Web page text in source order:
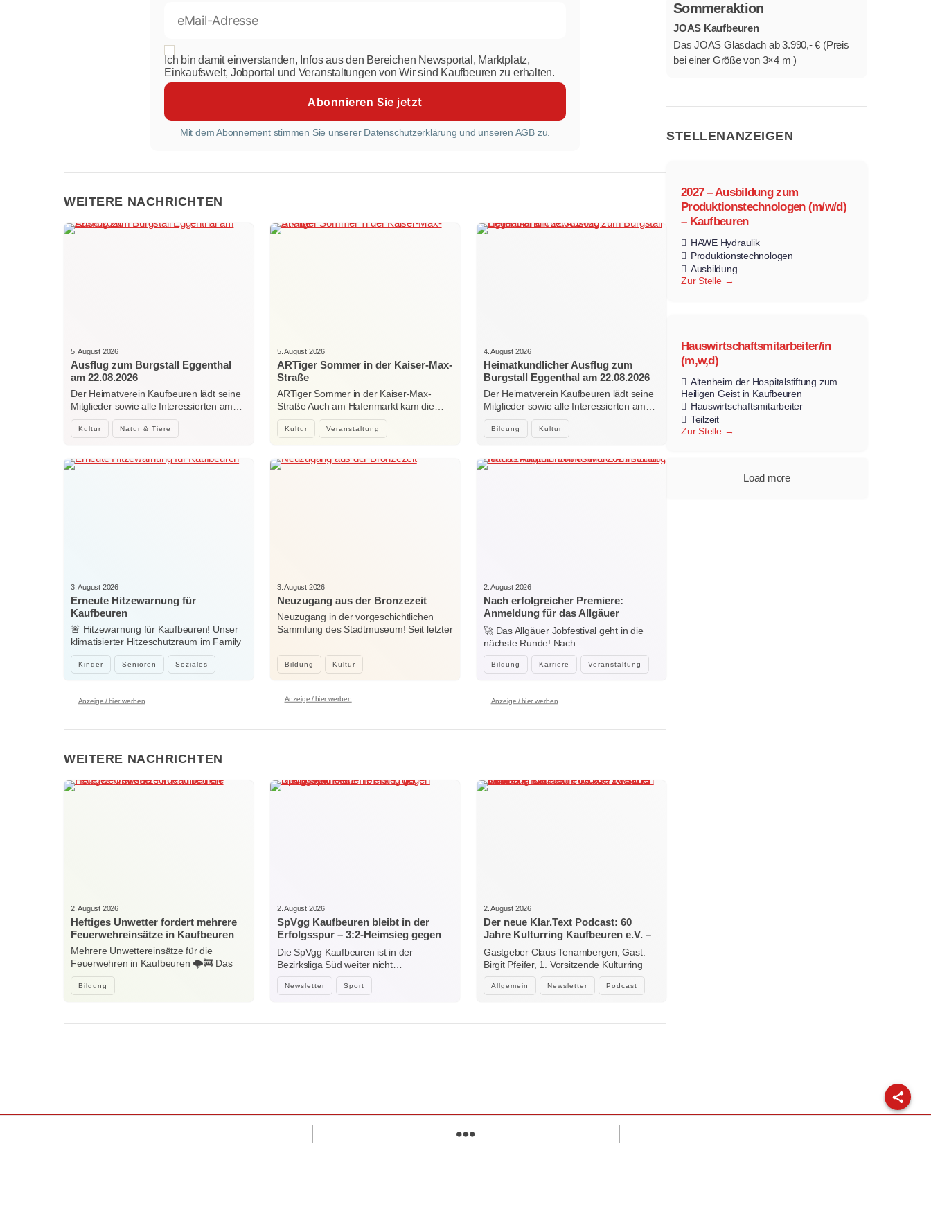
Ich bin damit einverstanden, Infos aus den Bereichen Newsportal, Marktplatz,
Einkaufswelt, Jobportal und Veranstaltungen von Wir sind Kaufbeuren zu erhalten.
Mit dem Abonnement stimmen Sie unserer Datenschutzerklärung und unseren AGB zu.
WEITERE NACHRICHTEN
Kultur Natur & Tiere
5. August 2026
Ausflug zum Burgstall Eggenthal
am 22.08.2026
Der Heimatverein Kaufbeuren lädt seine
Mitglieder sowie alle Interessierten am…
Kultur Veranstaltung
5. August 2026
ARTiger Sommer in der Kaiser-Max-
Straße
ARTiger Sommer in der Kaiser-Max-
Straße Auch am Hafenmarkt kam die…
Bildung Kultur
4. August 2026
Heimatkundlicher Ausflug zum
Burgstall Eggenthal am 22.08.2026
Der Heimatverein Kaufbeuren lädt seine
Mitglieder sowie alle Interessierten am…
Kinder Senioren Soziales
3. August 2026
Erneute Hitzewarnung für
Kaufbeuren
🚨 Hitzewarnung für Kaufbeuren! Unser
klimatisierter Hitzeschutzraum im Family
Center…
Bildung Kultur
3. August 2026
Neuzugang aus der Bronzezeit
Neuzugang in der vorgeschichtlichen
Sammlung des Stadtmuseum! Seit letzter
Bildung Karriere Veranstaltung
2. August 2026
Nach erfolgreicher Premiere:
Anmeldung für das Allgäuer
Jobfestival 2027 startet
🚀 Das Allgäuer Jobfestival geht in die
nächste Runde! Nach…
Anzeige / hier werben Anzeige / hier werben Anzeige / hier werben
WEITERE NACHRICHTEN
Bildung
2. August 2026
Heftiges Unwetter fordert mehrere
Feuerwehreinsätze in Kaufbeuren
Mehrere Unwettereinsätze für die
Feuerwehren in Kaufbeuren 🌩️🚒 Das
heftige…
Newsletter Sport
2. August 2026
SpVgg Kaufbeuren bleibt in der
Erfolgsspur – 3:2-Heimsieg gegen
Niedersonthofen
Die SpVgg Kaufbeuren ist in der
Bezirksliga Süd weiter nicht…
Allgemein Newsletter Podcast
2. August 2026
Der neue Klar.Text Podcast: 60
Jahre Kulturring Kaufbeuren e.V. –
zwischen Jubiläum, Ehrenamt und
der Kraft der Kultur
Gastgeber Claus Tenambergen, Gast:
Birgit Pfeifer, 1. Vorsitzende Kulturring
Kaufbeuren…
Sommeraktion
JOAS Kaufbeuren
Das JOAS Glasdach ab 3.990,- € (Preis
bei einer Größe von 3×4 m )
STELLENANZEIGEN
2027 – Ausbildung zum
Produktionstechnologen (m/w/d)
– Kaufbeuren
HAWE Hydraulik
Produktionstechnologen
Ausbildung
Zur Stelle
Hauswirtschaftsmitarbeiter/in
(m,w,d)
Altenheim der Hospitalstiftung zum
Heiligen Geist in Kaufbeuren
Hauswirtschaftsmitarbeiter
Teilzeit
Zur Stelle
Load more